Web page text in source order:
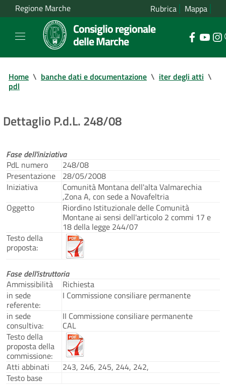
Regione Marche Rubrica Mappa
Consiglio regionale
delle Marche
Home \ banche dati e documentazione \ iter degli atti \
pdl
Dettaglio P.d.L. 248/08
Fase dell'iniziativa
PdL numero
248/08
Presentazione
28/05/2008
Iniziativa
Comunità Montana dell'alta Valmarechia
,Zona A, con sede a Novafeltria
Oggetto
Riordino Istituzionale delle Comunità
Montane ai sensi dell'articolo 2 commi 17 e
18 della legge 244/07
Testo della
proposta:
Fase dell'istruttoria
Ammissibilità
Richiesta
in sede
referente:
I Commissione consiliare permanente
in sede
consultiva:
II Commissione consiliare permanente
CAL
Testo della
proposta della
commissione:
Atti abbinati
243, 246, 245, 244, 242,
Testo base